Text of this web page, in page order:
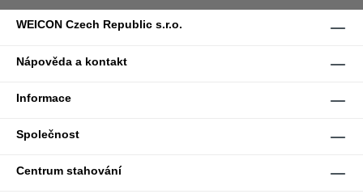
WEICON Czech Republic s.r.o.
Nápověda a kontakt
Informace
Společnost
Centrum stahování